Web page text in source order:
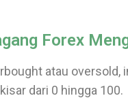
Forex
atau
dari 0 hingga 100.